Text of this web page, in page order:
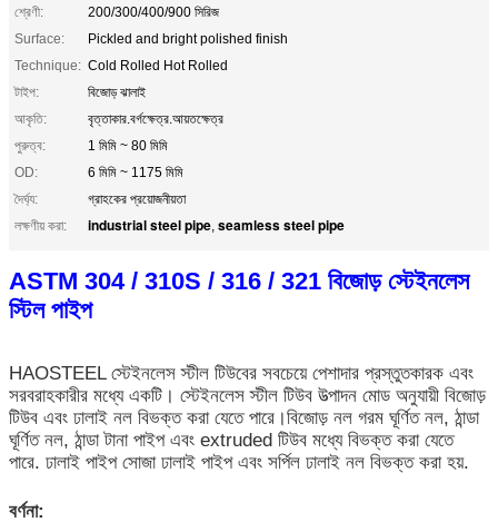
শ্রেণী:
200/300/400/900 সিরিজ
Surface:
Pickled and bright polished finish
Technique: Cold Rolled Hot Rolled
টাইপ:
বিজোড় ঝালাই
আকৃতি:
বৃত্তাকার.বর্গক্ষেত্র.আয়তক্ষেত্র
পুরুত্ব:
1 মিমি ~ 80 মিমি
OD:
6 মিমি ~ 1175 মিমি
দৈর্ঘ্য:
গ্রাহকের প্রয়োজনীয়তা
লক্ষণীয় করা:
industrial steel pipe, seamless steel pipe
ASTM 304 / 310S / 316 / 321 বিজোড় স্টেইনলেস
স্টিল পাইপ
HAOSTEEL স্টেইনলেস স্টীল টিউবের সবচেয়ে পেশাদার প্রস্তুতকারক এবং
সরবরাহকারীর মধ্যে একটি। স্টেইনলেস স্টীল টিউব উত্পাদন মোড অনুযায়ী বিজোড়
টিউব এবং ঢালাই নল বিভক্ত করা যেতে পারে।বিজোড় নল গরম ঘূর্ণিত নল, ঠান্ডা
ঘূর্ণিত নল, ঠান্ডা টানা পাইপ এবং extruded টিউব মধ্যে বিভক্ত করা যেতে
পারে. ঢালাই পাইপ সোজা ঢালাই পাইপ এবং সর্পিল ঢালাই নল বিভক্ত করা হয়.
বর্ণনা: